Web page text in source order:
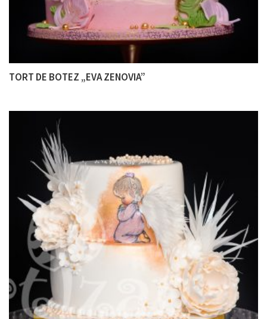
TORT DE BOTEZ „EVA ZENOVIA”